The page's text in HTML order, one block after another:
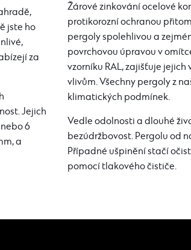
jste ho
za
Jejich
6
a
Žárové zinkování ocelové
protikorozní ochranou
pergoly spolehlivou a
povrchovou úpravou v
vzorníku RAL, zajišťuje
vlivům. Všechny pergoly z
klimatických podmínek.
Vedle odolnosti a dlouhé
bezúdržbovost. Pergolu od
Případné ušpinění stačí
pomocí tlakového čističe.